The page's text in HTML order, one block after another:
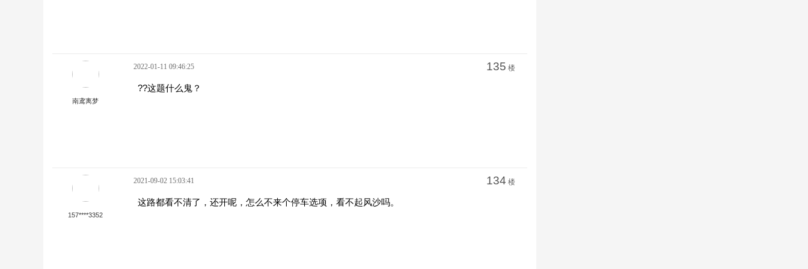
南鸢离梦
2022-01-11 09:46:25 135 楼
??这题什么鬼？
157****3352
2021-09-02 15:03:41 134 楼
这路都看不清了，还开呢，怎么不来个停车选项，看不起风沙吗。